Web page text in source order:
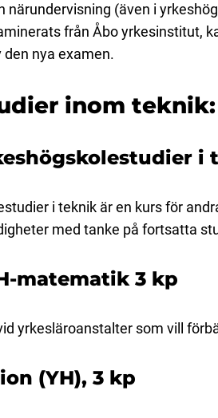
närundervisning (även i
från Åbo yrkesinstitut,
nya examen.
inom teknik:
i
i teknik är en kurs för
med tanke på fortsatta
matematik 3 kp
yrkesläroanstalter som vill
(YH), 3 kp